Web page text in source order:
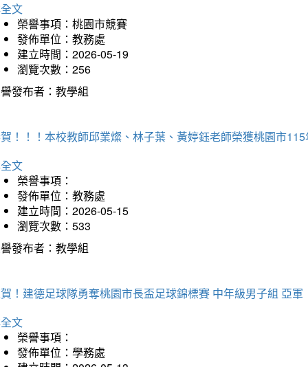
文
榮譽事項：桃園市競賽
發佈單位：教務處
建立時間：2026-05-19
瀏覽次數：256
發布者：教學組
！！！本校教師邱業燦、林子葉、黃婷鈺老師榮獲桃園市
文
榮譽事項：
發佈單位：教務處
建立時間：2026-05-15
瀏覽次數：533
發布者：教學組
！建德足球隊勇奪桃園市長盃足球錦標賽 中年級男子組 亞軍
文
榮譽事項：
發佈單位：學務處